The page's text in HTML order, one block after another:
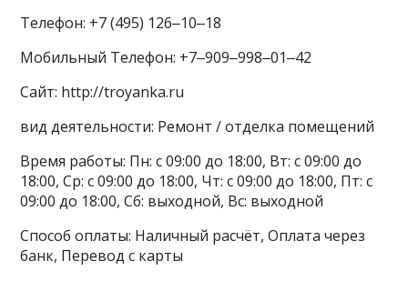
Телефон: +7 (495) 126‒10‒18
Мобильный Телефон: +7‒909‒998‒01‒42
Сайт: http://troyanka.ru
вид деятельности: Ремонт / отделка помещений
Время работы: Пн: с 09:00 до 18:00, Вт: с 09:00 до
18:00, Ср: с 09:00 до 18:00, Чт: с 09:00 до 18:00, Пт: с
09:00 до 18:00, Сб: выходной, Вс: выходной
Способ оплаты: Наличный расчёт, Оплата через
банк, Перевод с карты